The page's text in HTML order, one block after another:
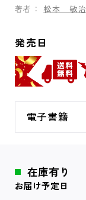
著者： 松本 敏治
発売日
電子書籍
在庫有り
お届け予定日